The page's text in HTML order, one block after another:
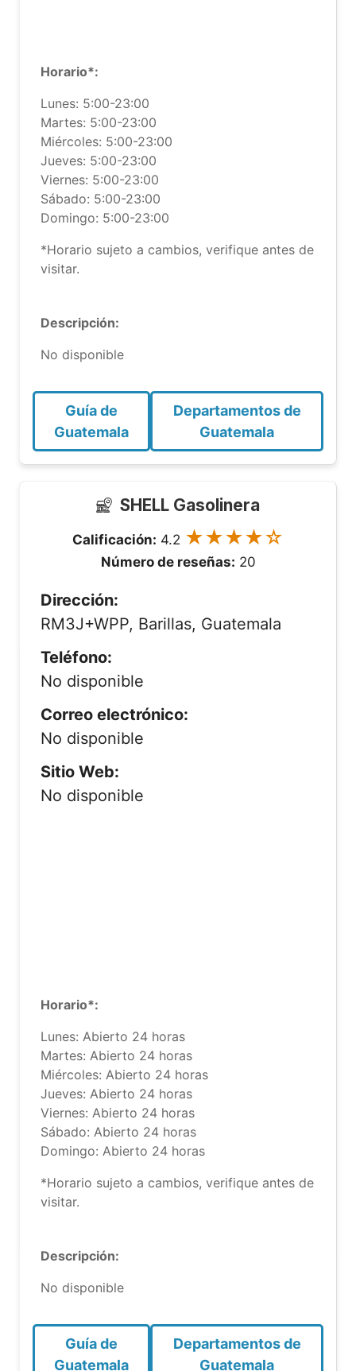
Horario*:
Lunes: 5:00-23:00
Martes: 5:00-23:00
Miércoles: 5:00-23:00
Jueves: 5:00-23:00
Viernes: 5:00-23:00
Sábado: 5:00-23:00
Domingo: 5:00-23:00
*Horario sujeto a cambios, verifique antes de
visitar.
Descripción:
No disponible
Guía de
Guatemala
Departamentos de
Guatemala
SHELL Gasolinera
Calificación: 4.2 ★★★★☆
Número de reseñas: 20
Dirección:
RM3J+WPP, Barillas, Guatemala
Teléfono:
No disponible
Correo electrónico:
No disponible
Sitio Web:
No disponible
Horario*:
Lunes: Abierto 24 horas
Martes: Abierto 24 horas
Miércoles: Abierto 24 horas
Jueves: Abierto 24 horas
Viernes: Abierto 24 horas
Sábado: Abierto 24 horas
Domingo: Abierto 24 horas
*Horario sujeto a cambios, verifique antes de
visitar.
Descripción:
No disponible
Guía de
Guatemala
Departamentos de
Guatemala